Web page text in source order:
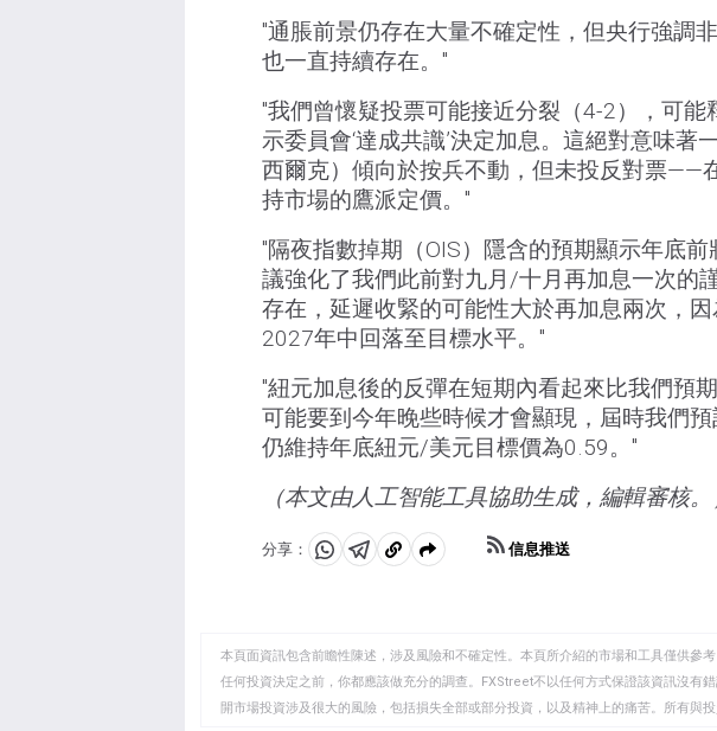
"通脹前景仍存在大量不確定性，但央行強調
也一直持續存在。"
"我們曾懷疑投票可能接近分裂（4-2），可
示委員會‘達成共識’決定加息。這絕對意味著
西爾克）傾向於按兵不動，但未投反對票——
持市場的鷹派定價。"
"隔夜指數掉期（OIS）隱含的預期顯示年底
議強化了我們此前對九月/十月再加息一次的
存在，延遲收緊的可能性大於再加息兩次，
2027年中回落至目標水平。"
"紐元加息後的反彈在短期內看起來比我們預
可能要到今年晚些時候才會顯現，屆時我們
仍維持年底紐元/美元目標價為0.59。"
（本文由人工智能工具協助生成，編輯審核。
分享：
分
WhatsApp
分
Telegram
複
剪
貼
板
信息推送
本頁面資訊包含前瞻性陳述，涉及風險和不確定性。本頁所介紹的市場和工具僅供參
任何投資決定之前，你都應該做充分的調查。FXStreet不以任何方式保證該資訊沒有
開市場投資涉及很大的風險，包括損失全部或部分投資，以及精神上的痛苦。所有與